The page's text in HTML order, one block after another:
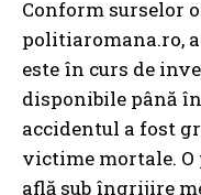
Conform surselor
politiaromana.ro,
este în curs de
disponibile până
accidentul a fost
victime mortale. O
află sub îngrijire